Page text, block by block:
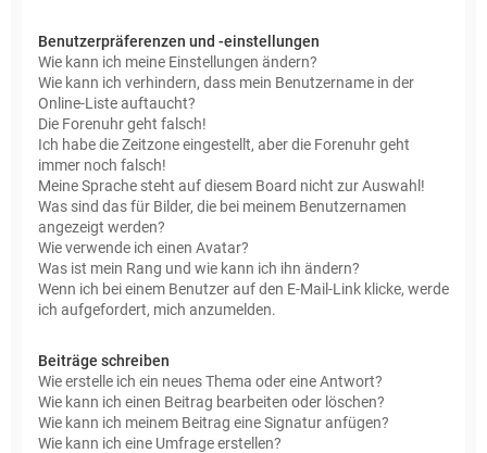
Benutzerpräferenzen und -einstellungen
Wie kann ich meine Einstellungen ändern?
Wie kann ich verhindern, dass mein Benutzername in der
Online-Liste auftaucht?
Die Forenuhr geht falsch!
Ich habe die Zeitzone eingestellt, aber die Forenuhr geht
immer noch falsch!
Meine Sprache steht auf diesem Board nicht zur Auswahl!
Was sind das für Bilder, die bei meinem Benutzernamen
angezeigt werden?
Wie verwende ich einen Avatar?
Was ist mein Rang und wie kann ich ihn ändern?
Wenn ich bei einem Benutzer auf den E-Mail-Link klicke, werde
ich aufgefordert, mich anzumelden.
Beiträge schreiben
Wie erstelle ich ein neues Thema oder eine Antwort?
Wie kann ich einen Beitrag bearbeiten oder löschen?
Wie kann ich meinem Beitrag eine Signatur anfügen?
Wie kann ich eine Umfrage erstellen?